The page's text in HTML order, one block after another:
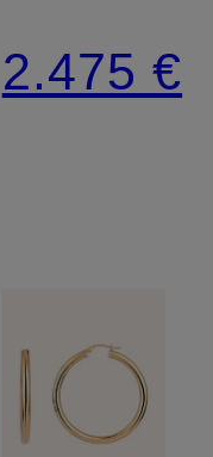
Armband
TWIST
2.475 €